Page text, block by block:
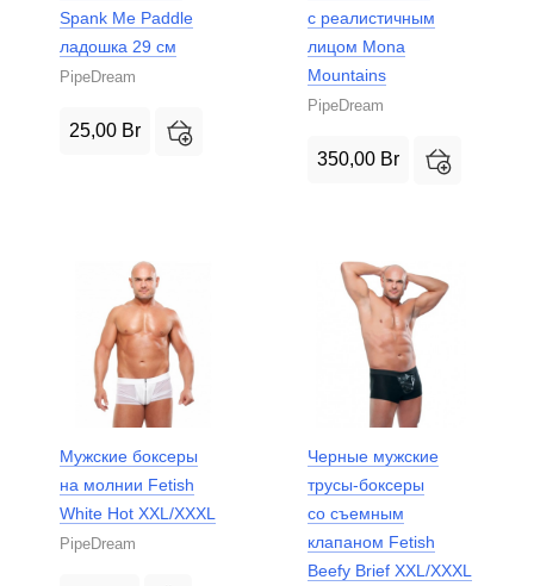
Spank Me Paddle
ладошка 29 см
PipeDream
25,00 Br
с реалистичным
лицом Mona
Mountains
PipeDream
350,00 Br
Мужские боксеры
на молнии Fetish
White Hot XXL/XXXL
PipeDream
Черные мужские
трусы-боксеры
со съемным
клапаном Fetish
Beefy Brief XXL/XXXL